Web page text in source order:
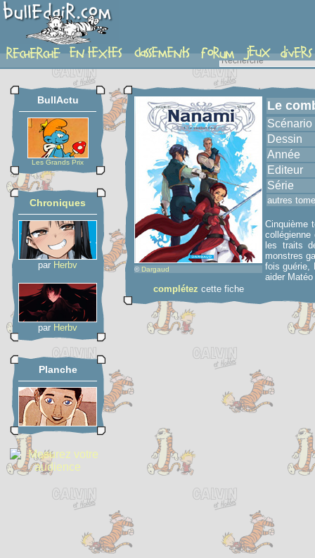
album
BullActu
Les Grands Prix
Chroniques
par Herbv
par Herbv
Planche
© Dargaud
complétez cette fiche
Le
Scénario
Dessin
Année
Editeur
Série
autres
Cinquième
les traits
monstres
fois guérie,
aider